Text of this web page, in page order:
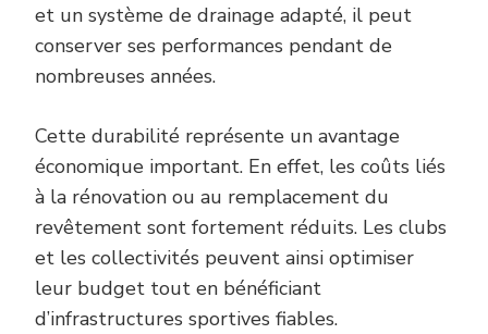
et un système de drainage adapté, il peut
conserver ses performances pendant de
nombreuses années.
Cette durabilité représente un avantage
économique important. En effet, les coûts liés
à la rénovation ou au remplacement du
revêtement sont fortement réduits. Les clubs
et les collectivités peuvent ainsi optimiser
leur budget tout en bénéficiant
d’infrastructures sportives fiables.